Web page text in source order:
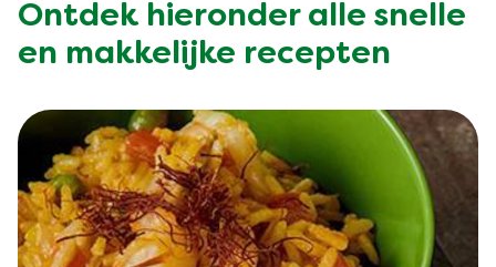
Gelegenheden
Snackpots
Ontdek hieronder alle snelle
en makkelijke recepten